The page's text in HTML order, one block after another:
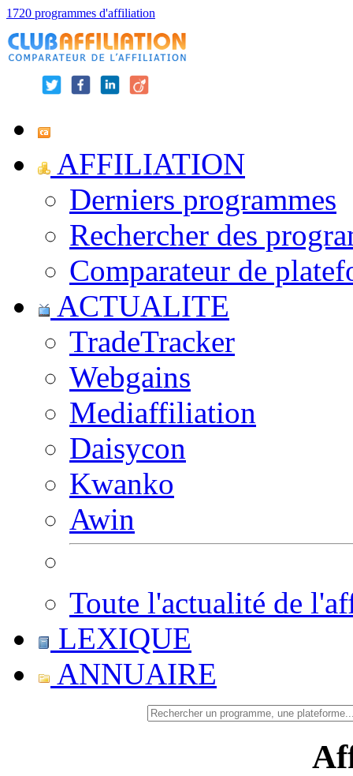
1720 programmes d'affiliation
AFFILIATION
Derniers programmes
Rechercher des
Comparateur de
ACTUALITE
TradeTracker
Webgains
Mediaffiliation
Daisycon
Kwanko
Awin
Toute l'actualité de
LEXIQUE
ANNUAIRE